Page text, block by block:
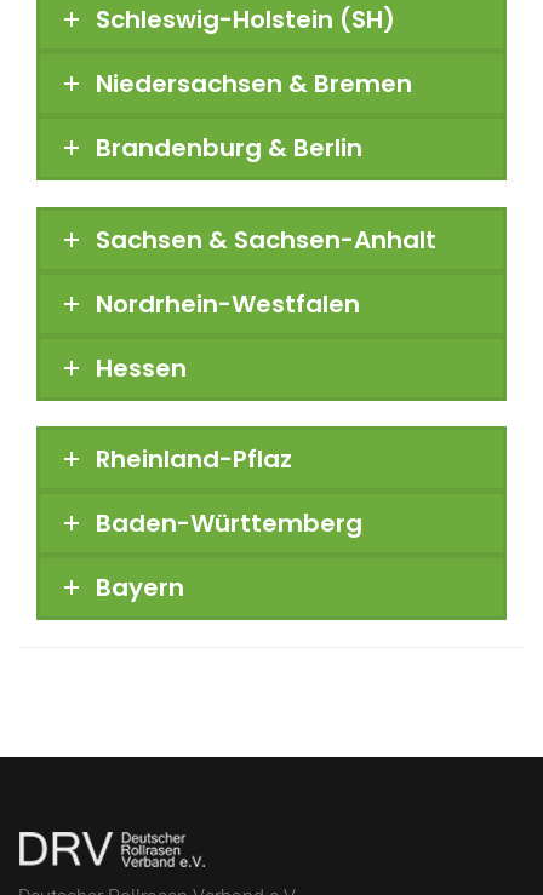
Schleswig-Holstein (SH)
Niedersachsen & Bremen
Brandenburg & Berlin
Sachsen & Sachsen-Anhalt
Nordrhein-Westfalen
Hessen
Rheinland-Pflaz
Baden-Württemberg
Bayern